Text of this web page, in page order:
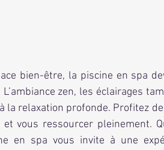
zen, les éclairages
la relaxation profonde. Profitez
vous ressourcer pleinement.
en spa vous invite à une